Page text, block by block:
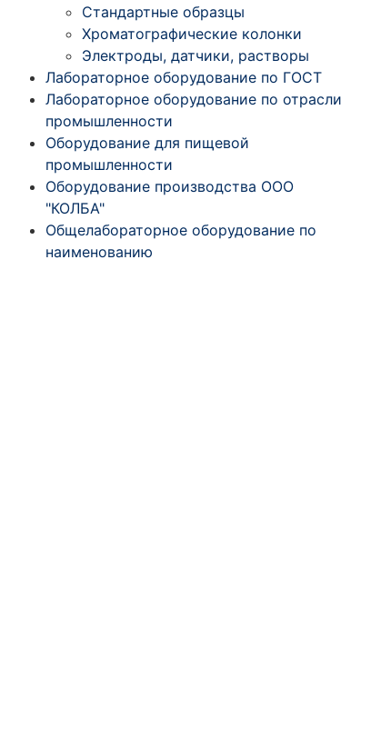
Стандартные образцы
Хроматографические колонки
Электроды, датчики, растворы
Лабораторное оборудование по ГОСТ
Лабораторное оборудование по отрасли
промышленности
Оборудование для пищевой
промышленности
Оборудование производства ООО
"КОЛБА"
Общелабораторное оборудование по
наименованию